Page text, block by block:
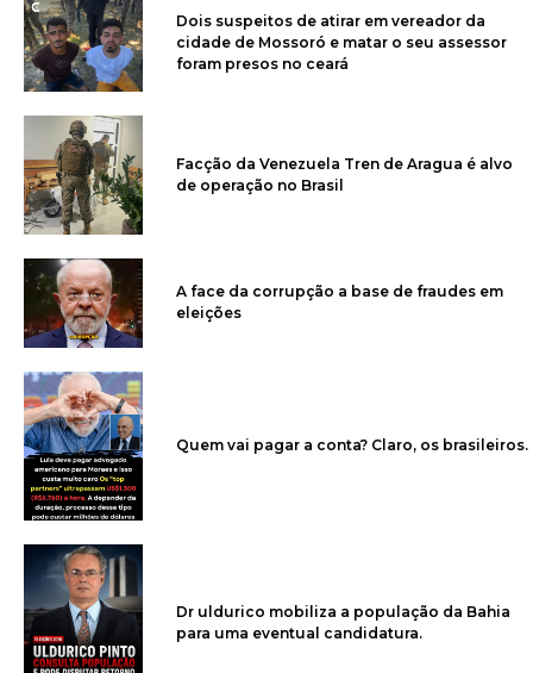
Dois suspeitos de atirar em vereador da
cidade de Mossoró e matar o seu assessor
foram presos no ceará
Facção da Venezuela Tren de Aragua é alvo
de operação no Brasil
A face da corrupção a base de fraudes em
eleições
Quem vai pagar a conta? Claro, os brasileiros.
Dr uldurico mobiliza a população da Bahia
para uma eventual candidatura.